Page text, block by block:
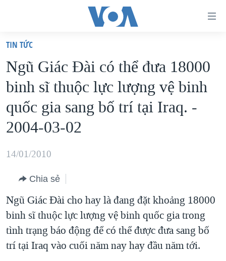
truy
cập
Tới
nội
dung
chính
Tới
hướng
chính
Đi
tới
"Tìm"
VIỆT NAM
HOA KỲ
BIỂN ĐÔNG
THẾ GIỚI
MỤC
TỰ DO BÁO CHÍ
VẠCH TRẦN TIN GIẢ
NGƯỜI VIỆT HẢI NGOẠI
CHUYÊN ĐỀ
CHIẾN TRANH THƯƠNG MẠI CỦA MỸ: QUÁ KHỨ VÀ HIỆN
TẠI
HÀNH TRÌNH BẦU CỬ 2024
HỌC TIẾNG ANH
VIDEO
NGHE
TIN TỨC
Ngũ Giác Đài có thể đưa 18000
binh sĩ thuộc lực lượng vệ binh
quốc gia sang bố trí tại Iraq. -
2004-03-02
14/01/2010
Chia sẻ
Ngũ Giác Đài cho hay là đang đặt khoảng 18000
binh sĩ thuộc lực lượng vệ binh quốc gia trong
tình trạng báo động để có thể được đưa sang bố
trí tại Iraq vào cuối năm nay hay đầu năm tới.